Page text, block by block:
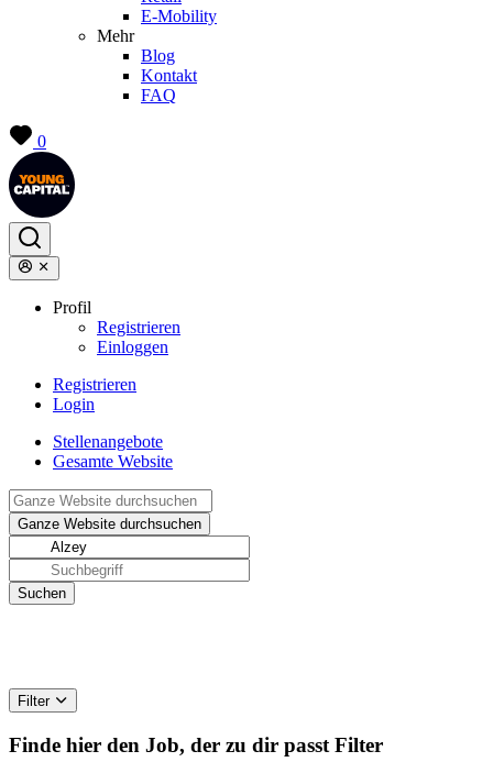
E-Mobility
Mehr
Blog
Kontakt
FAQ
0
Profil
Registrieren
Einloggen
Registrieren
Login
Stellenangebote
Gesamte Website
Filter
Finde hier den Job, der zu dir passt Filter